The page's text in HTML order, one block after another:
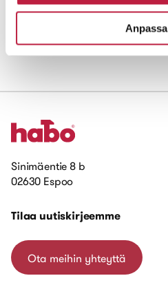
Anpassa
Hattuhylly
Sinimäentie 8 b
02630 Espoo
Tilaa uutiskirjeemme
Ota meihin yhteyttä